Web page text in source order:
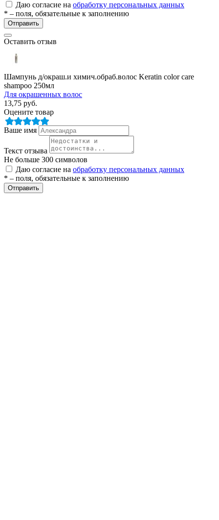
Даю согласие на обработку персональных данных
* – поля, обязательные к заполнению
Отправить
Оставить отзыв
Шампунь д/окраш.и химич.обраб.волос Keratin color care
shampoo 250мл
Для окрашенных волос
13,75 руб.
Оцените товар
Ваше имя
Текст отзыва
Не больше 300 символов
Даю согласие на обработку персональных данных
* – поля, обязательные к заполнению
Отправить